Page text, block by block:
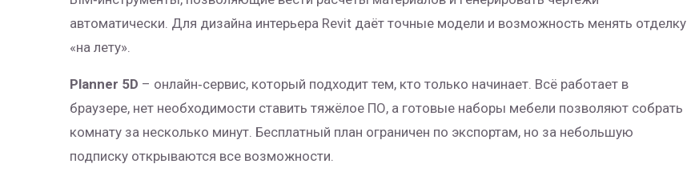
автоматически. Для дизайна интерьера Revit даёт точные модели и возможность менять отделку
«на лету».
Planner 5D – онлайн‑сервис, который подходит тем, кто только начинает. Всё работает в
браузере, нет необходимости ставить тяжёлое ПО, а готовые наборы мебели позволяют собрать
комнату за несколько минут. Бесплатный план ограничен по экспортам, но за небольшую
подписку открываются все возможности.